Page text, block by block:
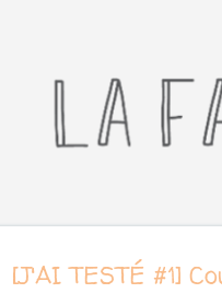
[J'AI TESTÉ #1]